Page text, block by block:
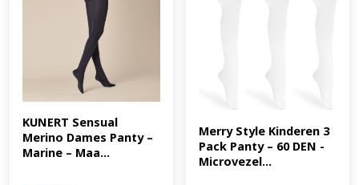
KUNERT Sensual
Merino Dames Panty –
Marine – Maa...
Merry Style Kinderen 3
Pack Panty – 60 DEN -
Microvezel...